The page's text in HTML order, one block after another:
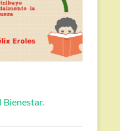
Bienestar.